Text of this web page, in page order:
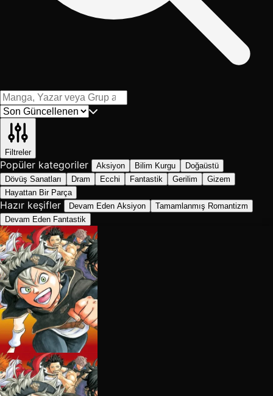
Filtreler
Popüler kategoriler Aksiyon Bilim Kurgu
Doğaüstü
Dövüş Sanatları
Dram Ecchi Fantastik Gerilim
Gizem
Hayattan Bir Parça
Hazır keşifler Devam Eden Aksiyon
Tamamlanmış Romantizm
Devam Eden Fantastik